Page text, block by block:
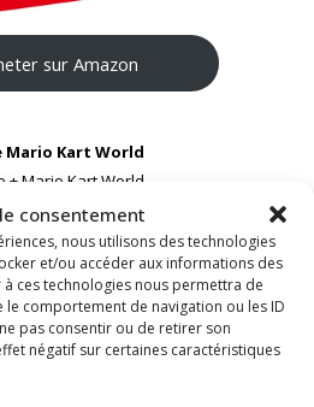
consentement
nous utilisons des technologies
et/ou accéder aux informations des
ces technologies nous permettra de
comportement de navigation ou les ID
pas consentir ou de retirer son
négatif sur certaines caractéristiques
sur Amazon
Mario Kart World
+ Mario Kart World